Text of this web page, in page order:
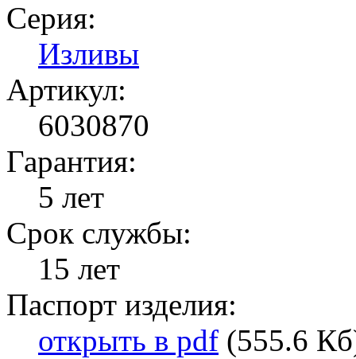
Серия:
Изливы
Артикул:
6030870
Гарантия:
5 лет
Срок службы:
15 лет
Паспорт изделия:
открыть в pdf (555.6